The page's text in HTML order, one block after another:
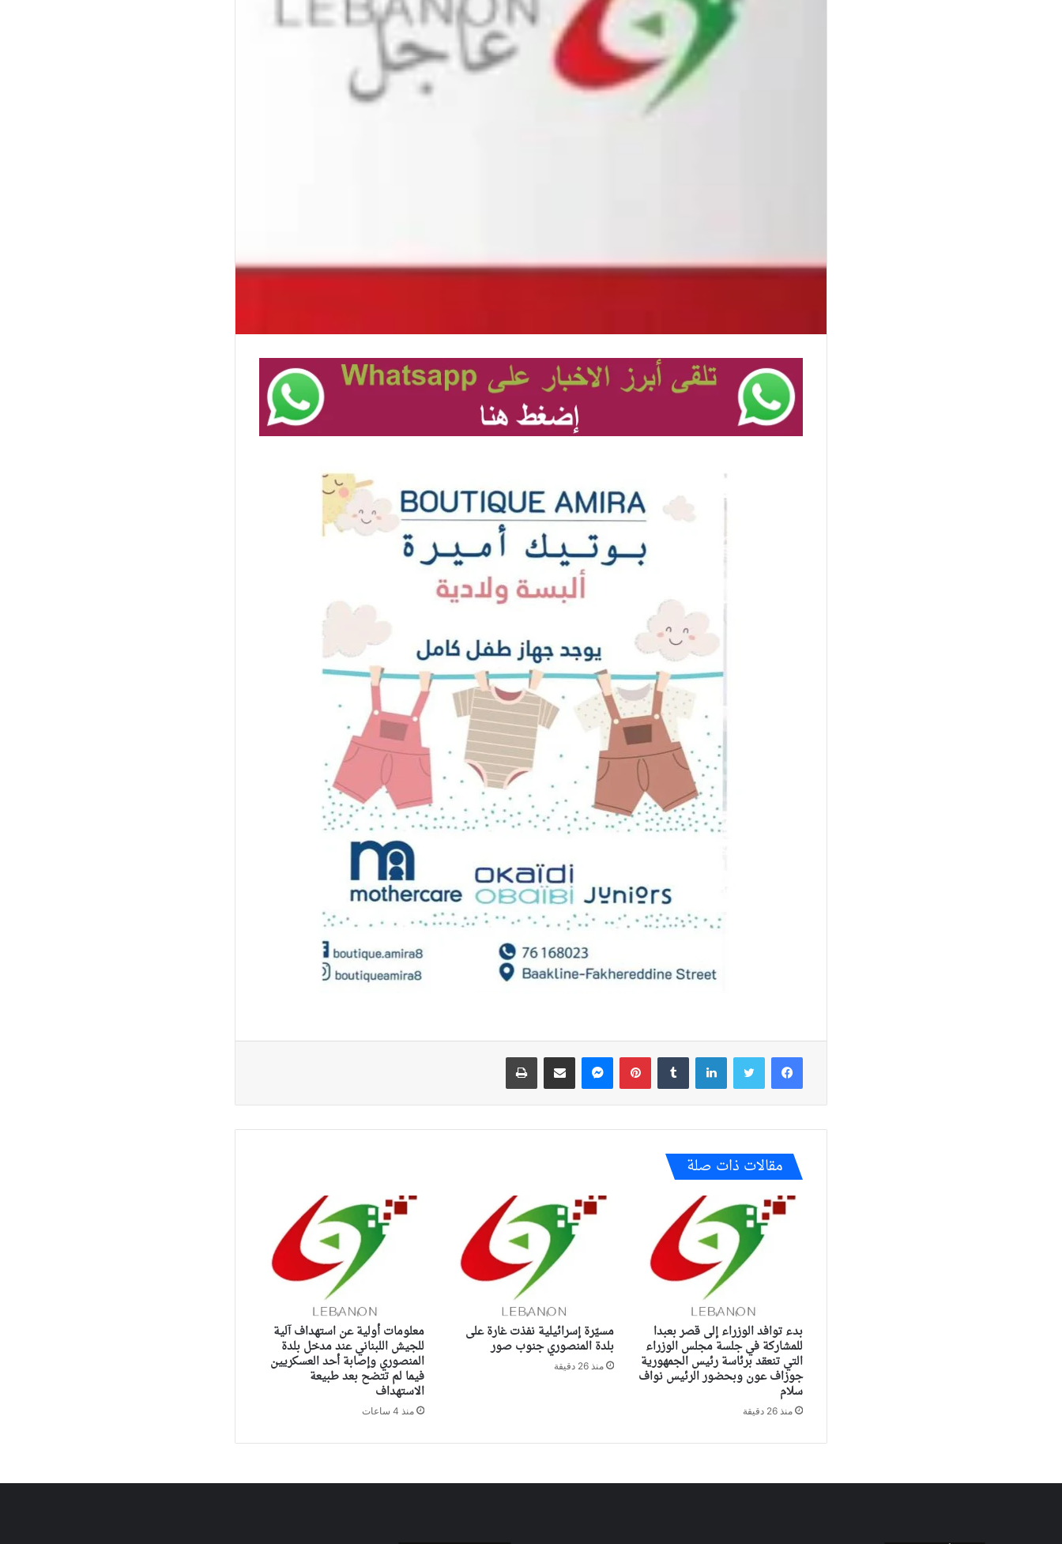
فيسبوك تويتر لينكدإن بينتيريستماسنجر مشاركة عبر البريد طباعة
مقالات ذات صلة
بدء توافد الوزراء إلى قصر بعبدا
للمشاركة في جلسة مجلس الوزراء
التي تنعقد برئاسة رئيس الجمهورية
جوزاف عون وبحضور الرئيس نواف
سلام
منذ 26 دقيقة
مسيّرة إسرائيلية نفذت غارة على
بلدة المنصوري جنوب صور
منذ 26 دقيقة
معلومات أولية عن استهداف آلية
للجيش اللبناني عند مدخل بلدة
المنصوري وإصابة أحد العسكريين
فيما لم تتضح بعد طبيعة
الاستهداف
منذ 4 ساعات